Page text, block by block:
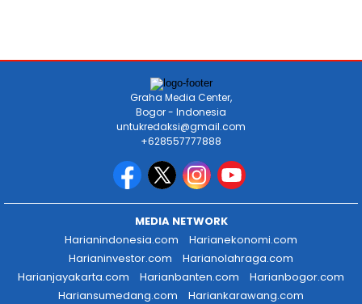
Graha Media Center,
Bogor - Indonesia
untukredaksi@gmail.com
+628557777888
MEDIA NETWORK
Harianindonesia.com
Harianekonomi.com
Harianinvestor.com
Harianolahraga.com
Harianjayakarta.com
Harianbanten.com
Harianbogor.com
Hariansumedang.com
Hariankarawang.com